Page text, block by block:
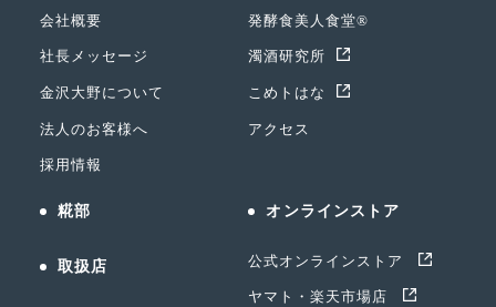
会社概要
社長メッセージ
金沢大野について
法人のお客様へ
採用情報
発酵食美人食堂®
濁酒研究所
こめトはな
アクセス
糀部
取扱店
オンラインストア
公式オンラインストア
ヤマト・楽天市場店